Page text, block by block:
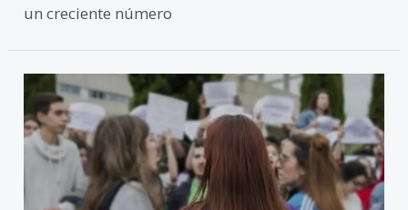
un creciente número
Protestas
en
universidades
estadounidenses: